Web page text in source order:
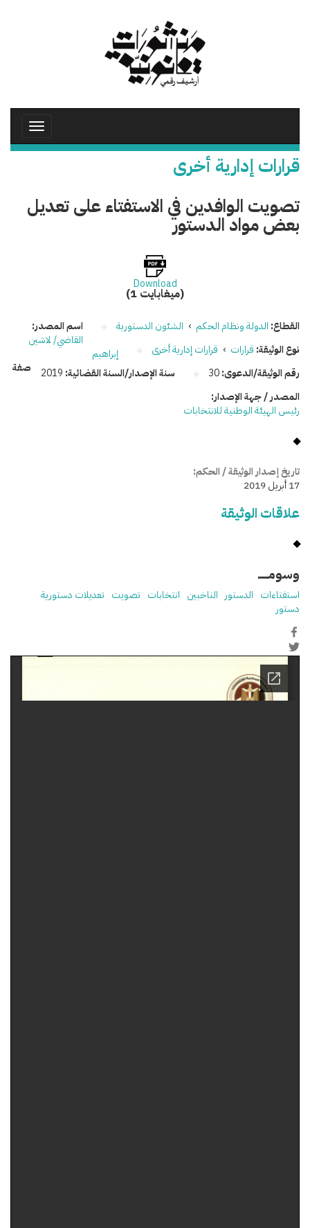
Toggle
قرارات إدارية أخرى
تصويت الوافدين في الاستفتاء على تعديل
بعض مواد الدستور
Download
(1 ميغابايت)
القطاع: الدولة ونظام الحكم › الشئون الدستورية
نوع الوثيقة: قرارات › قرارات إدارية أخرى
رقم الوثيقة/الدعوى:30 سنة الإصدار/السنة القضائية: 2019
اسم المصدر:
القاضي/ لاشين
إبراهيم
صفة
المصدر / جهة الإصدار:
رئيس الهيئة الوطنية للانتخابات
تاريخ إصدار الوثيقة / الحكم:
17 أبريل 2019
علاقات الوثيقة
وسومـــــ
استفتاءات الدستور الناخبين انتخابات تصويت تعديلات دستورية
دستور